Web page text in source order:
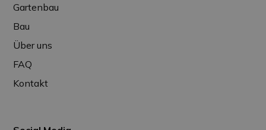
Gartenbau
Bau
Über uns
FAQ
Kontakt